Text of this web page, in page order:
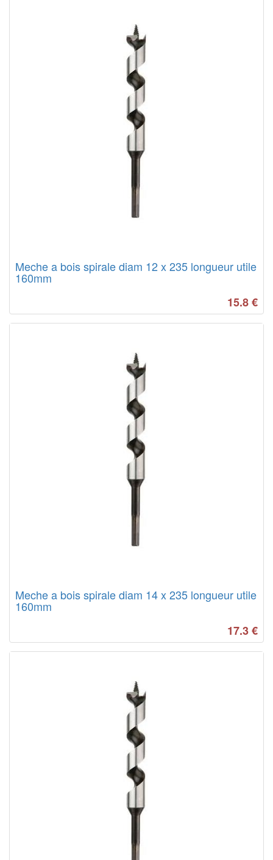
Meche a bois spirale diam 12 x 235 longueur utile
160mm
15.8€
Meche a bois spirale diam 14 x 235 longueur utile
160mm
17.3€